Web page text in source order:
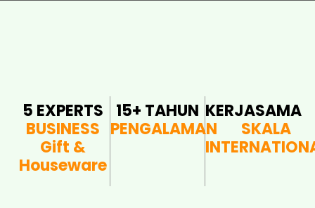
5 EXPERTS
BUSINESS
Gift &
Houseware
15+ TAHUN
PENGALAMAN
KERJASAMA
SKALA